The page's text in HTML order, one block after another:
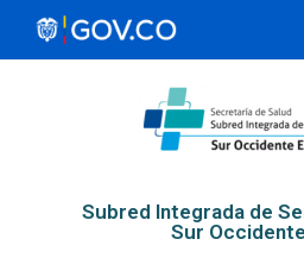
Subred Integrada de
Sur Occidente